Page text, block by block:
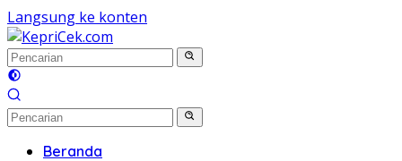
Langsung ke konten
Beranda